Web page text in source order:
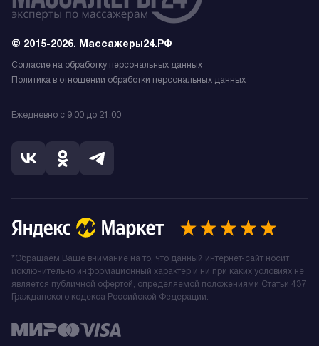
© 2015-2026. Массажеры24.РФ
Согласие на обработку персональных данных
Политика в отношении обработки персональных данных
Ежедневно с 9.00 до 21.00
*Обращаем Ваше внимание на то, что данный интернет-сайт носит
исключительно информационный характер и ни при каких условиях не
является публичной офертой, определяемой положениями Статьи 437
Гражданского кодекса Российской Федерации.